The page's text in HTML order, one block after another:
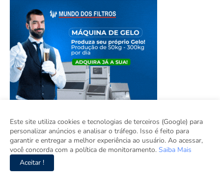
Este site utiliza cookies e tecnologias de terceiros (Google) para
personalizar anúncios e analisar o tráfego. Isso é feito para
garantir e entregar a melhor experiência ao usuário. Ao acessar,
você concorda com a política de monitoramento. Saiba Mais
Aceitar !